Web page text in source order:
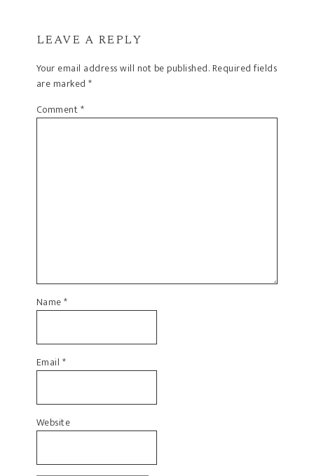
LEAVE A REPLY
Your email address will not be published. Required fields
are marked*
Comment*
Name*
Email *
Website